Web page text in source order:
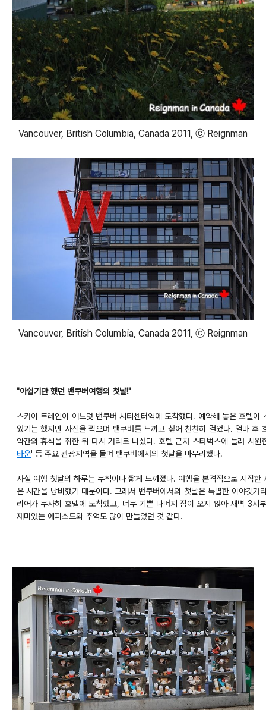
Vancouver, British Columbia, Canada 2011, ⓒ Reignman
Vancouver, British Columbia, Canada 2011, ⓒ Reignman
"아쉽기만 했던 밴쿠버여행의 첫날!"
스카이 트레인이 어느덧 밴쿠버 시티센터역에 도착했다. 예약해 놓은 호텔
있기는 했지만 사진을 찍으며 밴쿠버를 느끼고 싶어 천천히 걸었다. 얼마 후
약간의 휴식을 취한 뒤 다시 거리로 나섰다. 호텔 근처 스타벅스에 들러 시원
타운' 등 주요 관광지역을 돌며 밴쿠버에서의 첫날을 마무리했다.
사실 여행 첫날의 하루는 무척이나 짧게 느껴졌다. 여행을 본격적으로 시작
은 시간을 낭비했기 때문이다. 그래서 밴쿠버에서의 첫날은 특별한 이야깃
리어가 무사히 호텔에 도착했고, 너무 기쁜 나머지 잠이 오지 않아 새벽 3시
재미있는 에피소드와 추억도 많이 만들었던 것 같다.